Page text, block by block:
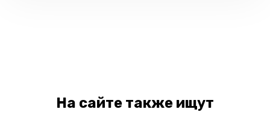
На сайте также ищут